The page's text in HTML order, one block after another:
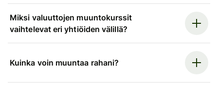
Miksi valuuttojen muuntokurssit
vaihtelevat eri yhtiöiden välillä?
Kuinka voin muuntaa rahani?